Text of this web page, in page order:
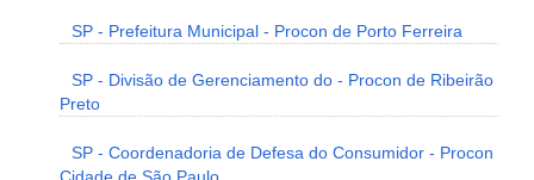
SP - Prefeitura Municipal - Procon de Porto Ferreira
SP - Divisão de Gerenciamento do - Procon de Ribeirão
Preto
SP - Coordenadoria de Defesa do Consumidor - Procon